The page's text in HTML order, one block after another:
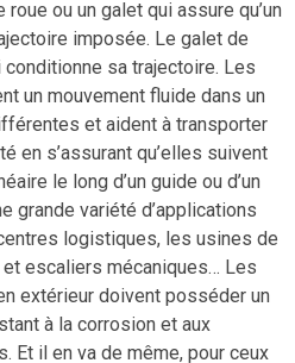
ou un galet qui assure qu’un
imposée. Le galet de
sa trajectoire. Les
un mouvement fluide dans un
et aident à transporter
en s’assurant qu’elles suivent
le long d’un guide ou d’un
grande variété d’applications
logistiques, les usines de
escaliers mécaniques… Les
extérieur doivent posséder un
à la corrosion et aux
Et il en va de même, pour ceux